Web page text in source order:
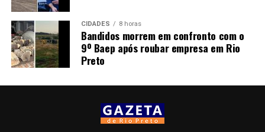
CIDADES 8 horas
Bandidos morrem em confronto com o
9º Baep após roubar empresa em Rio
Preto